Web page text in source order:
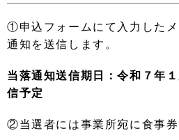
①申込フォームにて入力した
通知を送信します。
当落通知送信期日：令和７年
信予定
②当選者には事業所宛に食事券